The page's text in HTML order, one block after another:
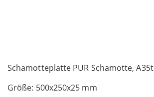
Schamotteplatte PUR Schamotte, A35t
Größe: 500x250x25 mm
gallery
to
beginning